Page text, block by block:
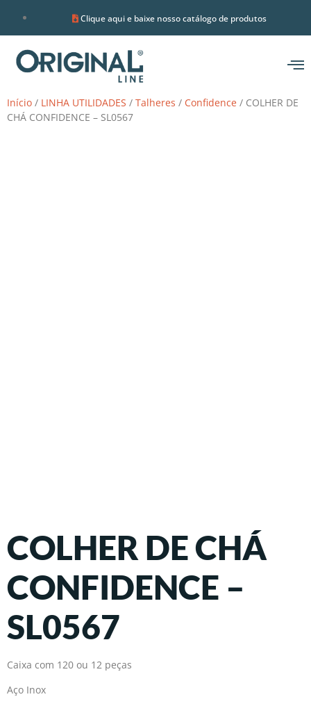
Clique aqui e baixe nosso catálogo de produtos
Início / LINHA UTILIDADES / Talheres / Confidence / COLHER DE
CHÁ CONFIDENCE – SL0567
COLHER DE CHÁ
CONFIDENCE –
SL0567
Caixa com 120 ou 12 peças
Aço Inox